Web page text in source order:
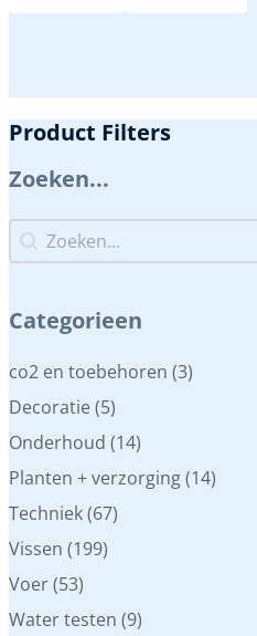
Product Filters
Zoeken...
Zoeken...
Zoeken...
Categorieen
Categorieen
co2 en toebehoren (3)
Decoratie (5)
Onderhoud (14)
Planten + verzorging(14)
Techniek(67)
Vissen (199)
Voer(53)
Water testen (9)